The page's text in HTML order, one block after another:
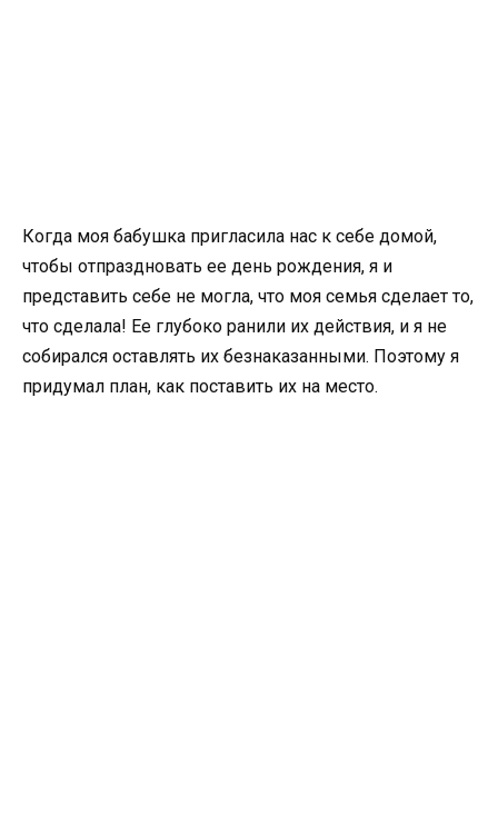
Когда моя бабушка пригласила нас к себе домой,
чтобы отпраздновать ее день рождения, я и
представить себе не могла, что моя семья сделает то,
что сделала! Ее глубоко ранили их действия, и я не
собирался оставлять их безнаказанными. Поэтому я
придумал план, как поставить их на место.